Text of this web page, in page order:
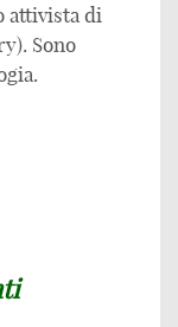
attivista di
Sono